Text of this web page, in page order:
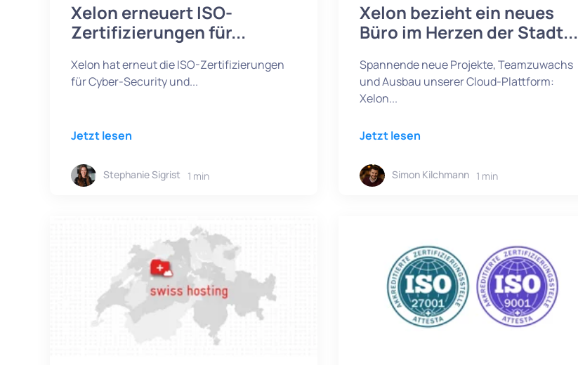
Xelon erneuert ISO-
Zertifizierungen für...
Xelon hat erneut die ISO-Zertifizierungen
für Cyber-Security und...
Jetzt lesen
Stephanie Sigrist 1 min
Xelon bezieht ein neues
Büro im Herzen der Stadt...
Spannende neue Projekte, Teamzuwachs
und Ausbau unserer Cloud-Plattform:
Xelon...
Jetzt lesen
Simon Kilchmann 1 min